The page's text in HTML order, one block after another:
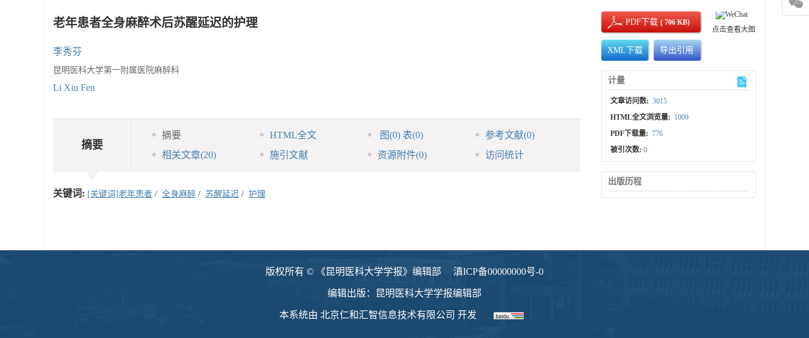
老年患者全身麻醉术后苏醒延迟的护理
李秀芬
昆明医科大学第一附属医院麻醉科
Li Xiu Fen
摘要
摘要 HTML全文 图(0) 表(0) 参考文献(0)
相关文章(20) 施引文献 资源附件(0) 访问统计
关键词: [关键词]老年患者 / 全身麻醉 / 苏醒延迟 / 护理
PDF下载( 706 KB)
XML下载 导出引用
点击查看大图
计量
文章访问数: 3015
HTML全文浏览量: 1009
PDF下载量: 776
被引次数:0
出版历程
版权所有 © 《昆明医科大学学报》编辑部 滇ICP备00000000号-0
编辑出版：昆明医科大学学报编辑部
本系统由 北京仁和汇智信息技术有限公司 开发